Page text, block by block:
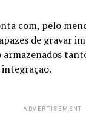
com, pelo
de gravar
armazenados
ADVERTISEMENT